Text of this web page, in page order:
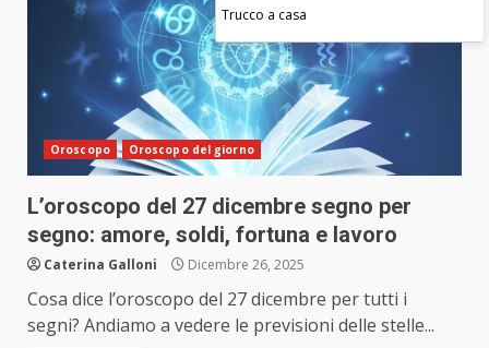
Oroscopo Oroscopo del giorno
L’oroscopo del 27 dicembre segno per
segno: amore, soldi, fortuna e lavoro
Caterina Galloni Dicembre 26, 2025
Cosa dice l’oroscopo del 27 dicembre per tutti i
segni? Andiamo a vedere le previsioni delle stelle...
Trucco a casa